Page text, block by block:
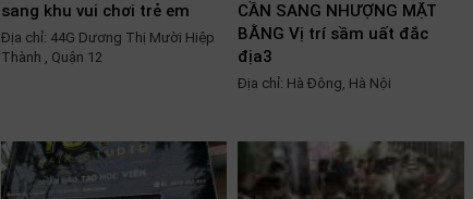
sang khu vui chơi trẻ em
Địa chỉ: 44G Dương Thị Mười Hiệp
Thành , Quận 12
CẦN SANG NHƯỢNG MẶT
BẰNG Vị trí sầm uất đắc
địa3
Địa chỉ: Hà Đông, Hà Nội